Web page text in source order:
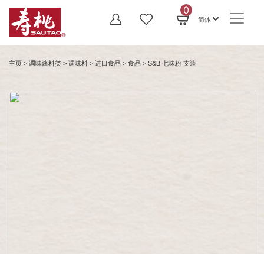
0
简体
主页 > 调味酱料类 > 调味料 > 进口食品 > 食品 > S&B 七味粉 支装